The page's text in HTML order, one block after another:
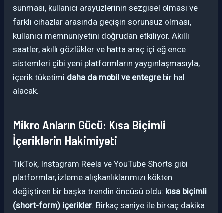
sunması, kullanıcı arayüzlerinin sezgisel olması ve
farklı cihazlar arasında geçişin sorunsuz olması,
kullanıcı memnuniyetini doğrudan etkiliyor. Akıllı
saatler, akıllı gözlükler ve hatta araç içi eğlence
sistemleri gibi yeni platformların yaygınlaşmasıyla,
içerik tüketimi daha da mobil ve entegrebir hal
alacak.
Mikro Anların Gücü: Kısa Biçimli
İçeriklerin Hakimiyeti
TikTok, Instagram Reels ve YouTube Shorts gibi
platformlar, izleme alışkanlıklarımızı kökten
değiştiren bir başka trendin öncüsü oldu: kısa biçimli
(short-form) içerikler. Birkaç saniye ile birkaç dakika